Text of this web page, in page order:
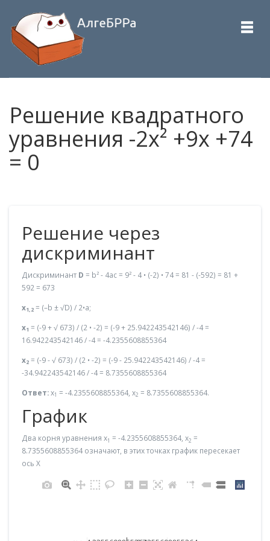
Решение квадратного
уравнения -2x² +9x +74
= 0
Решение через
дискриминант
Дискриминант D = b² - 4ac = 9² - 4 • (-2) • 74 = 81 - (-592) = 81 +
592 = 673
x1,2 = (–b ± √D) / 2•a;
x1 = (-9 + √ 673) / (2 • -2) = (-9 + 25.942243542146) / -4 =
16.942243542146 / -4 = -4.2355608855364
x2 = (-9 - √ 673) / (2 • -2) = (-9 - 25.942243542146) / -4 =
-34.942243542146 / -4 = 8.7355608855364
Ответ:x1 = -4.2355608855364, x2 = 8.7355608855364.
График
Два корня уравнения x1 = -4.2355608855364, x2 =
8.7355608855364 означают, в этих точках график пересекает
ось X